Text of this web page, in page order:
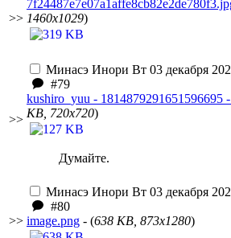
>> 1460x1029)
>>
Минасэ Инори Вт 03 декабря
#79
kushiro_yuu - 1814879291651596695
KB, 720x720)
Думайте.
>>
Минасэ Инори Вт 03 декабря
#80
image.png - (638 KB, 873x1280)